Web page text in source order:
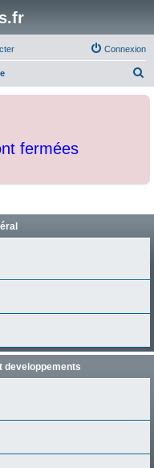
Connexion
c
fermées
developpements